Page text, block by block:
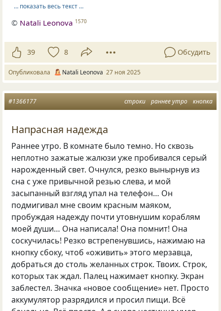
… показать весь текст …
© Natali Leonova 1570
39 8 Обсудить
Опубликовала Natali Leonova 27 ноя 2025
строки раннее утро кнопка
#1366177
Напрасная надежда
Раннее утро. В комнате было темно. Но сквозь
неплотно зажатые жалюзи уже пробивался серый
нарожденный свет. Очнулся, резко вынырнув из
сна с уже привычной резью слева, и мой
засыпанный взгляд упал на телефон… Он
подмигивал мне своим красным маяком,
пробуждая надежду почти утовнушим кораблям
моей души… Она написала! Она помнит! Она
соскучилась! Резко встрепенувшись, нажимаю на
кнопку сбоку, чтоб «оживить» этого мерзавца,
добраться до столь желанных строк. Твоих. Строк,
которых так ждал. Палец нажимает кнопку. Экран
заблестел. Значка «новое сообщение» нет. Просто
аккумулятор разрядился и просил пищи. Всё